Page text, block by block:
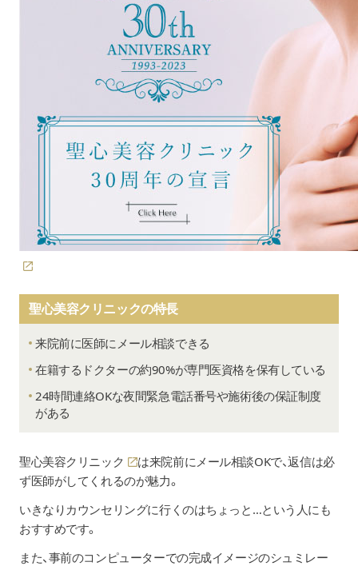
聖心美容クリニックの特長
来院前に医師にメール相談できる
在籍するドクターの約90%が専門医資格を保有している
24時間連絡OKな夜間緊急電話番号や施術後の保証制度
がある
聖心美容クリニック
は来院前にメール相談OKで、返信は必
ず医師がしてくれるのが魅力。
いきなりカウンセリングに行くのはちょっと…という人にも
おすすめです。
また、事前のコンピューターでの完成イメージのシュミレー